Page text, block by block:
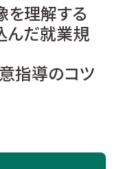
理解する
だ就業規
指導のコツ